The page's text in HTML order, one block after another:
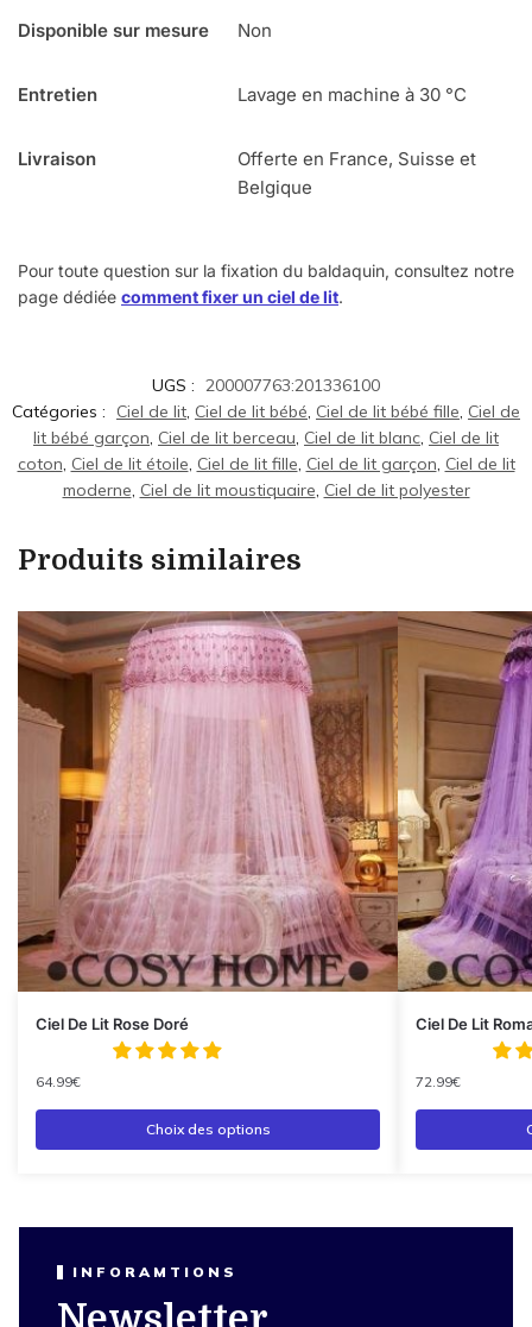
Disponible sur mesure Non
Entretien Lavage en machine à 30 °C
Livraison
Offerte en France, Suisse et
Belgique
Pour toute question sur la fixation du baldaquin, consultez notre
page dédiée comment fixer un ciel de lit.
UGS : 200007763:201336100
Catégories :
Ciel de lit, Ciel de lit bébé, Ciel de lit bébé fille, Ciel de
lit bébé garçon, Ciel de lit berceau, Ciel de lit blanc, Ciel de lit
coton, Ciel de lit étoile, Ciel de lit fille, Ciel de lit garçon, Ciel de lit
moderne, Ciel de lit moustiquaire, Ciel de lit polyester
Produits similaires
Ciel De Lit Rose Doré
64.99€
Choix des options
Ciel De Lit
72.99€
INFORAMTIONS